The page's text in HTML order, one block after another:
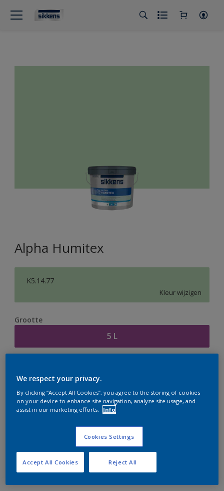
Alpha Humitex
K5.14.77
Kleur wijzigen
Grootte
5 L
er hard aan om de voorraad aan te vullen.
We respect your privacy.
By clicking “Accept All Cookies”, you agree to the storing of cookies
on your device to enhance site navigation, analyze site usage, and
assist in our marketing efforts.
Info
Cookies Settings
Reject All
Accept All Cookies